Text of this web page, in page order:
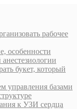
рабочее
особенности
букет, который
управления базами
к УЗИ сердца